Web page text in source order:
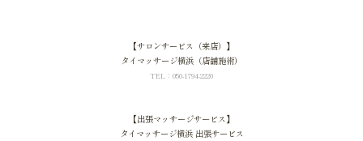
【サロンサービス（来店）】
タイマッサージ横浜（店舗施術）
TEL：050-1794-2220
【出張マッサージサービス】
タイマッサージ横浜 出張サービス